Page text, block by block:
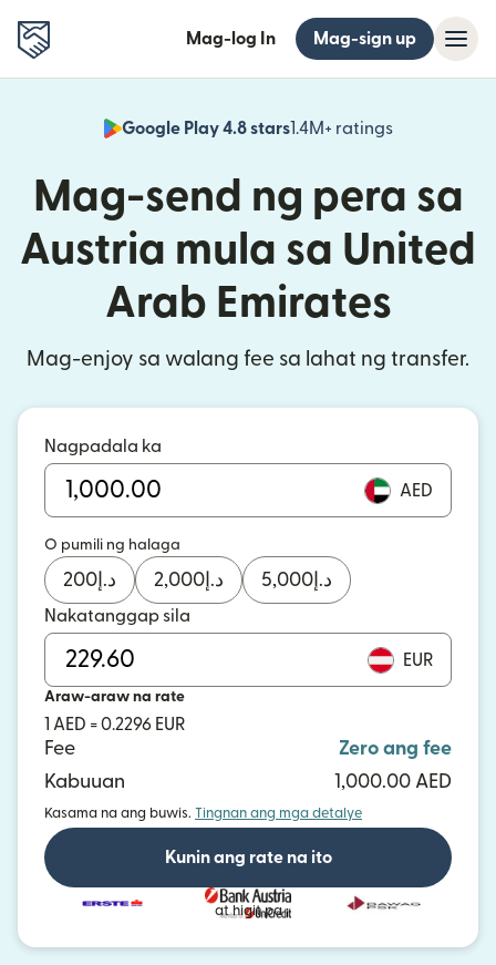
Mag-log In Mag-sign up
Google Play 4.8 stars1.4M+ ratings
(bubukas
Mag-send ng pera sa
Austria mula sa United
Arab Emirates
Mag-enjoy sa walang fee sa lahat ng transfer.
Nagpadala ka
AED
O pumili ng halaga
د.إ 200 د.إ 2,000 د.إ 5,000
Nakatanggap sila
EUR
Araw-araw na rate
1 AED = 0.2296 EUR
Fee
Zero ang fee
Kabuuan
1,000.00 AED
Kasama na ang buwis. Tingnan ang mga detalye
Kunin ang rate na ito
at higit pa